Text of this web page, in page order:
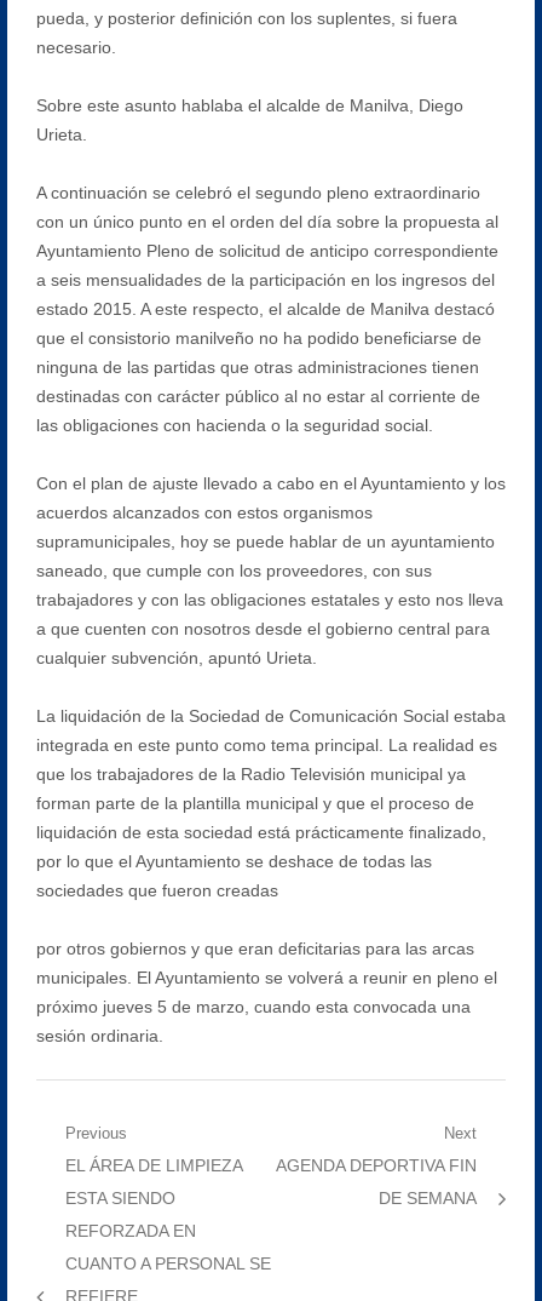
pueda, y posterior definición con los suplentes, si fuera
necesario.
Sobre este asunto hablaba el alcalde de Manilva, Diego
Urieta.
A continuación se celebró el segundo pleno extraordinario
con un único punto en el orden del día sobre la propuesta al
Ayuntamiento Pleno de solicitud de anticipo correspondiente
a seis mensualidades de la participación en los ingresos del
estado 2015. A este respecto, el alcalde de Manilva destacó
que el consistorio manilveño no ha podido beneficiarse de
ninguna de las partidas que otras administraciones tienen
destinadas con carácter público al no estar al corriente de
las obligaciones con hacienda o la seguridad social.
Con el plan de ajuste llevado a cabo en el Ayuntamiento y los
acuerdos alcanzados con estos organismos
supramunicipales, hoy se puede hablar de un ayuntamiento
saneado, que cumple con los proveedores, con sus
trabajadores y con las obligaciones estatales y esto nos lleva
a que cuenten con nosotros desde el gobierno central para
cualquier subvención, apuntó Urieta.
La liquidación de la Sociedad de Comunicación Social estaba
integrada en este punto como tema principal. La realidad es
que los trabajadores de la Radio Televisión municipal ya
forman parte de la plantilla municipal y que el proceso de
liquidación de esta sociedad está prácticamente finalizado,
por lo que el Ayuntamiento se deshace de todas las
sociedades que fueron creadas
por otros gobiernos y que eran deficitarias para las arcas
municipales. El Ayuntamiento se volverá a reunir en pleno el
próximo jueves 5 de marzo, cuando esta convocada una
sesión ordinaria.
Navegación
entradas
Previous
Previous
post:
EL ÁREA DE LIMPIEZA
ESTA SIENDO
REFORZADA EN
CUANTO A PERSONAL SE
REFIERE
Next
Next
AGENDA DEPORTIVA FIN
DE SEMANA